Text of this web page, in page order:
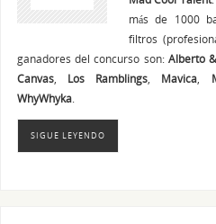
más de 1000
filtros
ganadores del concurso son: Alberto
Canvas, Los Ramblings Mavica
WhyWhyka.
SIGUE LEYENDO